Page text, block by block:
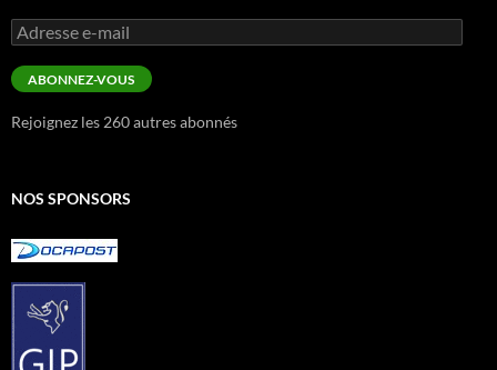
Adresse
e-
mail
ABONNEZ-VOUS
Rejoignez les 260 autres abonnés
NOS SPONSORS